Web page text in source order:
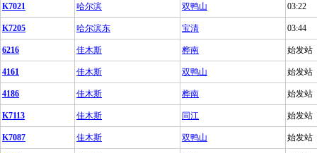
K7021 哈尔滨 双鸭山 03:22
K7205 哈尔滨东 宝清 03:44
6216 佳木斯 桦南 始发站
4161 佳木斯 双鸭山 始发站
4186 佳木斯 桦南 始发站
K7113 佳木斯 同江 始发站
K7087 佳木斯 双鸭山 始发站